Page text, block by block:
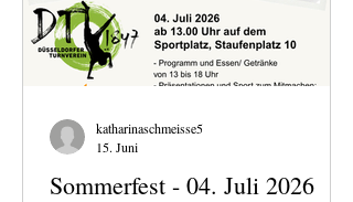
Sommerfest - 04. Juli 2026
katharinaschmeisse5
15. Juni